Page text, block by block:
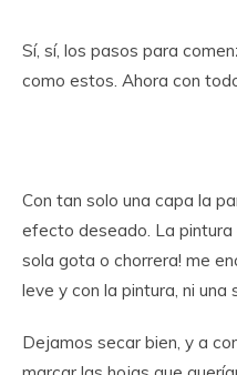
Sí, sí, los pasos para
como estos. Ahora con
Con tan solo una capa la
efecto deseado. La
sola gota o chorrera! me
leve y con la pintura, ni una
Dejamos secar bien, y a